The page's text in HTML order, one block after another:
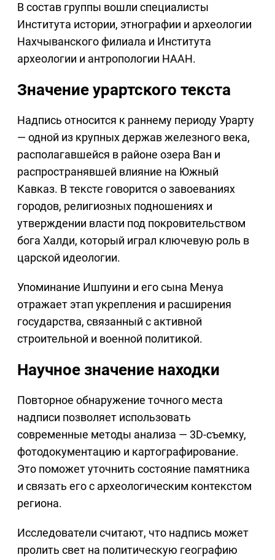
В состав группы вошли специалисты
Института истории, этнографии и археологии
Нахчыванского филиала и Института
археологии и антропологии НААН.
Значение урартского текста
Надпись относится к раннему периоду Урарту
— одной из крупных держав железного века,
располагавшейся в районе озера Ван и
распространявшей влияние на Южный
Кавказ. В тексте говорится о завоеваниях
городов, религиозных подношениях и
утверждении власти под покровительством
бога Халди, который играл ключевую роль в
царской идеологии.
Упоминание Ишпуини и его сына Менуа
отражает этап укрепления и расширения
государства, связанный с активной
строительной и военной политикой.
Научное значение находки
Повторное обнаружение точного места
надписи позволяет использовать
современные методы анализа — 3D-съемку,
фотодокументацию и картографирование.
Это поможет уточнить состояние памятника
и связать его с археологическим контекстом
региона.
Исследователи считают, что надпись может
пролить свет на политическую географию